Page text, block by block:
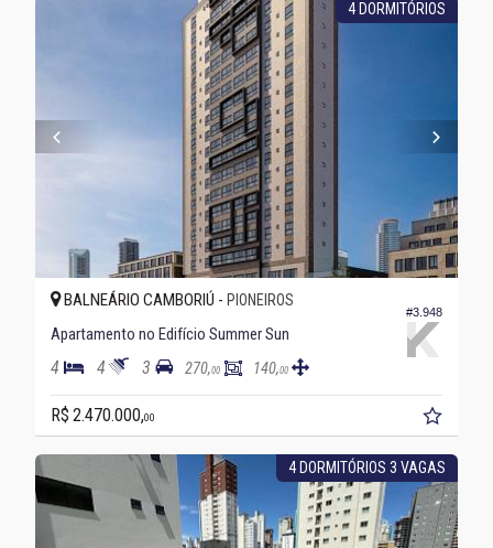
4 DORMITÓRIOS
#3.948
BALNEÁRIO CAMBORIÚ - PIONEIROS
Apartamento no Edifício Summer Sun
4 4 3 270,00 140,00
R$ 2.470.000,00
4 DORMITÓRIOS 3 VAGAS